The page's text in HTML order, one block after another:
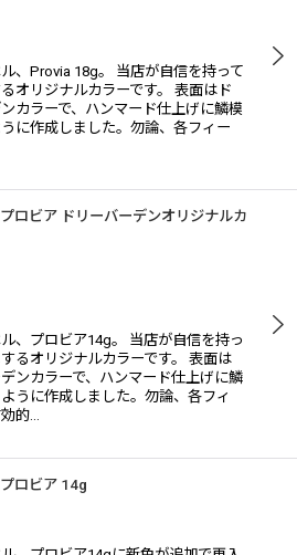
、Provia 18g。 当店が自信を持って
オリジナルカラーです。 表面はド
カラーで、ハンマード仕上げに鱗模
に作成しました。勿論、各フィー
ロビア ドリーバーデンオリジナルカ
、プロビア14g。 当店が自信を持っ
るオリジナルカラーです。 表面は
デンカラーで、ハンマード仕上げに鱗
うに作成しました。勿論、各フィ
的…
ロビア 14g